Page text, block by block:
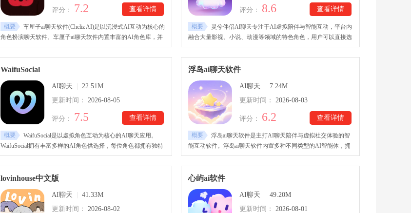
查看详情
评分： 7.2
概要
车厘子ai聊天软件(Cheliz AI)是以沉浸式AI互动为核心的
角色扮演聊天软件。车厘子ai聊天软件内置丰富的AI角色库，并
支持自定义专属角色，为用户打造自由度较高的AI社交和文游体
验。车厘子ai聊天软件提供丰富的剧本互动玩法，用户既可以体
验多种剧情模板，也能够自由编辑专属故事，设计角色关系、事
查看详情
评分： 8.6
概要
灵兮伴侣Al聊天专注于AI虚拟陪伴与智能互动，平台内
融合大量影视、小说、动漫等领域的特色角色，用户可以直接选
择喜欢的AI伙伴进行交流，也能自行创建专属角色。灵兮伴侣Al
聊天下载安装后，软件支持多种互动场景，包括剧情演绎、角色
扮演、日常聊天、情绪倾诉等，让用户能够在虚拟世界中获得更
造具有独特个性的智能伙伴。
WaifuSocial
AI聊天
22.51M
更新时间：
2026-08-05
查看详情
评分： 7.5
概要
WaifuSocial是以虚拟角色互动为核心的AI聊天应用。
WaifuSocial拥有丰富多样的AI角色供选择，每位角色都拥有独特
的交流风格和互动方式。无论是日常闲聊、故事互动，还是角色
扮演，都能够获得丰富的聊天体验。WaifuSocial支持多轮连续对
话，AI会结合当前聊天内容生成更加自然流畅的回复，帮助用户
浮岛ai聊天软件
AI聊天
7.24M
更新时间：
2026-08-03
查看详情
评分： 6.2
概要
浮岛ai聊天软件是主打AI聊天陪伴与虚拟社交体验的智
能互动软件。浮岛ai聊天软件内置多种不同类型的AI智能体，拥
有各自独立的人物设定和交流风格，用户也可以自定义专属角
色。浮岛ai聊天软件支持与微信、QQ等主流社交平台进行连
接，让用户能够在熟悉的聊天环境中与AI互动，实现更加便捷的
lovinhouse中文版
AI聊天
41.33M
更新时间：
2026-08-02
心屿ai软件
AI聊天
49.20M
更新时间：
2026-08-01